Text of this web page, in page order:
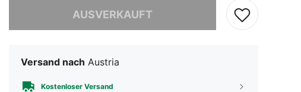
AUSVERKAUFT
Versand nach Austria
Kostenloser Versand